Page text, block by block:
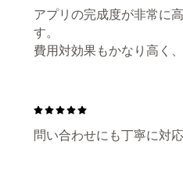
アプリの完成度が非常に
す。
費用対効果もかなり高く
問い合わせにも丁寧に対